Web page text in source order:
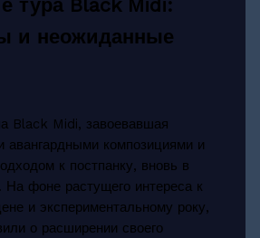
тура Black Midi:
и неожиданные
Black Midi, завоевавшая
авангардными композициями и
к постпанку, вновь в
На фоне растущего интереса к
и экспериментальному року,
о расширении своего